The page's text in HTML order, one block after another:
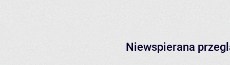
Niewspierana